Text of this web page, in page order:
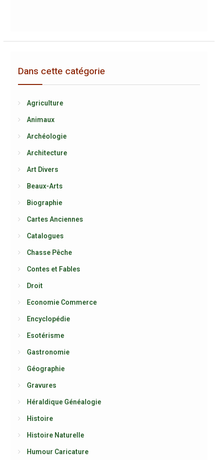
Dans cette catégorie
Agriculture
Animaux
Archéologie
Architecture
Art Divers
Beaux-Arts
Biographie
Cartes Anciennes
Catalogues
Chasse Pêche
Contes et Fables
Droit
Economie Commerce
Encyclopédie
Esotérisme
Gastronomie
Géographie
Gravures
Héraldique Généalogie
Histoire
Histoire Naturelle
Humour Caricature